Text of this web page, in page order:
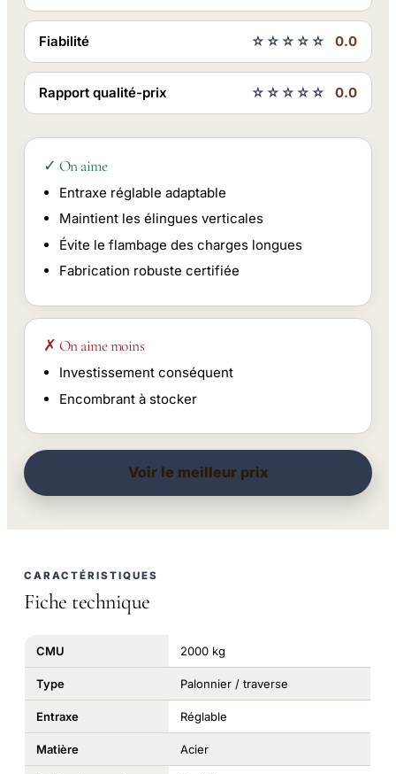
Fiabilité ☆☆☆☆☆ 0.0
Rapport qualité-prix ☆☆☆☆☆ 0.0
✓ On aime
Entraxe réglable adaptable
Maintient les élingues verticales
Évite le flambage des charges longues
Fabrication robuste certifiée
✗ On aime moins
Investissement conséquent
Encombrant à stocker
Voir le meilleur prix
CARACTÉRISTIQUES
Fiche technique
CMU 2000 kg
Type Palonnier / traverse
Entraxe Réglable
Matière Acier